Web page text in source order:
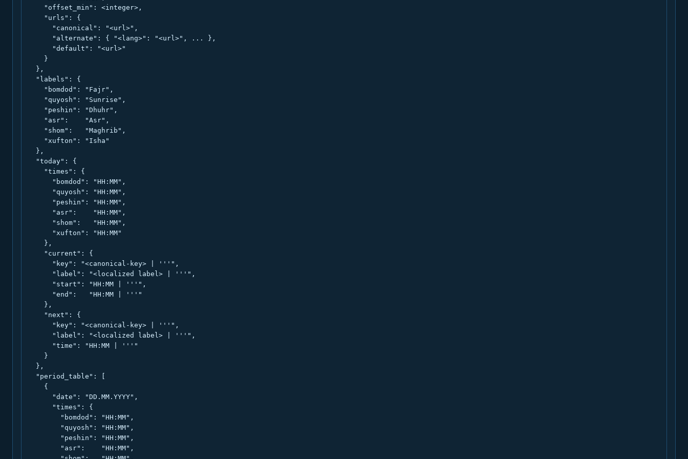
    "offset_min": <integer>,
    "urls": {
      "canonical": "<url>",
      "alternate": { "<lang>": "<url>", ... },
      "default": "<url>"
    }
  },
  "labels": {
    "bomdod": "Fajr",
    "quyosh": "Sunrise",
    "peshin": "Dhuhr",
    "asr":    "Asr",
    "shom":   "Maghrib",
    "xufton": "Isha"
  },
  "today": {
    "times": {
      "bomdod": "HH:MM",
      "quyosh": "HH:MM",
      "peshin": "HH:MM",
      "asr":    "HH:MM",
      "shom":   "HH:MM",
      "xufton": "HH:MM"
    },
    "current": {
      "key": "<canonical-key> | '''",
      "label": "<localized label> | '''",
      "start": "HH:MM | '''",
      "end":   "HH:MM | '''"
    },
    "next": {
      "key": "<canonical-key> | '''",
      "label": "<localized label> | '''",
      "time": "HH:MM | '''"
    }
  },
  "period_table": [
    {
      "date": "DD.MM.YYYY",
      "times": {
        "bomdod": "HH:MM",
        "quyosh": "HH:MM",
        "peshin": "HH:MM",
        "asr":    "HH:MM",